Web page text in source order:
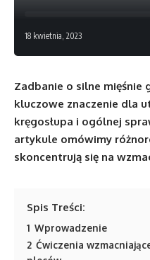
18 kwietnia, 2023
Zadbanie o silne mięśnie
kluczowe znaczenie dla
kręgosłupa i ogólnej
artykule omówimy
skoncentrują się na
Spis Treści:
1 Wprowadzenie
2 Ćwiczenia